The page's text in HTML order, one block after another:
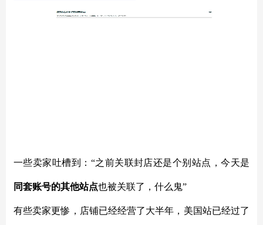
一些卖家吐槽到：“之前关联封店还是个别站点，今天是
同套账号的其他站点也被关联了，什么鬼”
有些卖家更惨，店铺已经经营了大半年，美国站已经过了